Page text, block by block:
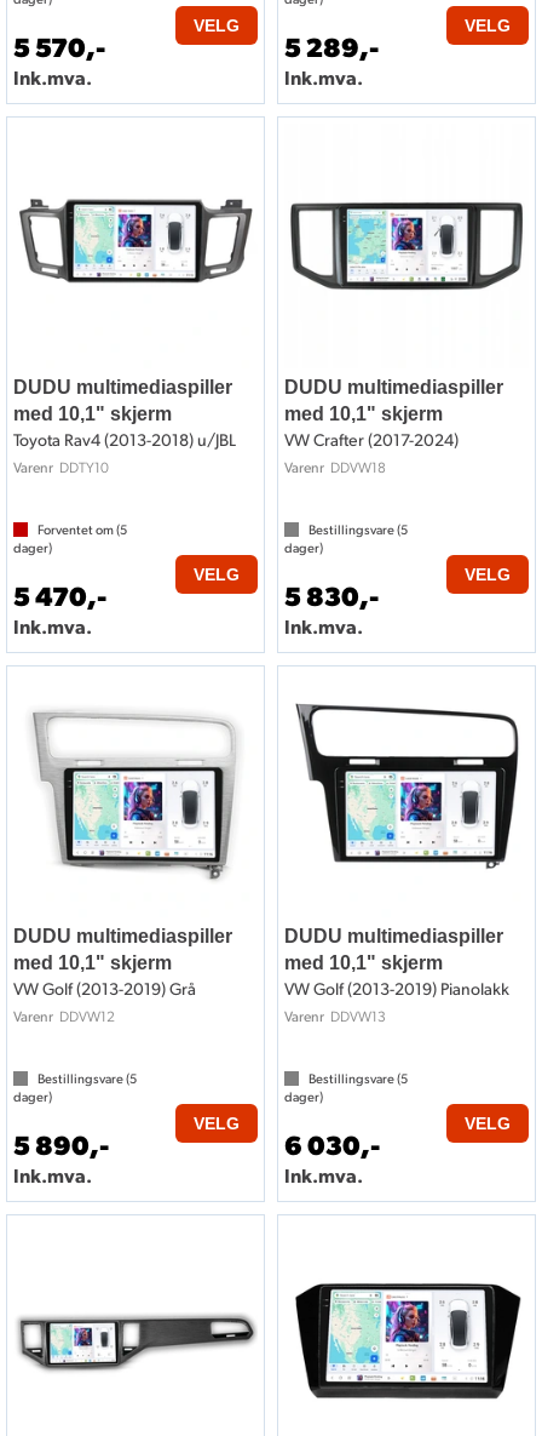
5 570,-
Ink.mva.
VELG
5 289,-
Ink.mva.
VELG
DUDU multimediaspiller
med 10,1" skjerm
Toyota Rav4 (2013-2018) u/JBL
Varenr DDTY10
Forventet om (5
dager)
5 470,-
Ink.mva.
VELG
DUDU multimediaspiller
med 10,1" skjerm
VW Crafter (2017-2024)
Varenr DDVW18
Bestillingsvare (5
dager)
5 830,-
Ink.mva.
VELG
DUDU multimediaspiller
med 10,1" skjerm
VW Golf (2013-2019) Grå
Varenr DDVW12
Bestillingsvare (5
dager)
5 890,-
Ink.mva.
VELG
DUDU multimediaspiller
med 10,1" skjerm
VW Golf (2013-2019) Pianolakk
Varenr DDVW13
Bestillingsvare (5
dager)
6 030,-
Ink.mva.
VELG